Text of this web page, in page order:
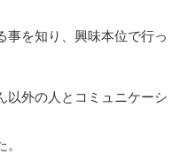
事を知り、興味本位で行っ
以外の人とコミュニケーシ